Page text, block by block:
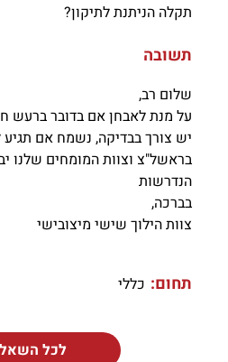
תקלה הניתנת לתיקון?
תשובה
שלום רב,
על מנת לאבחן אם בדובר ברעש
יש צורך בבדיקה, נשמח אם תגיע
בראשל"צ וצוות המומחים שלנו
הנדרשות
בברכה,
צוות הילוך שישי מיצובישי
תחום: כללי
לכל